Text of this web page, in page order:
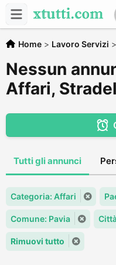
Home > Lavoro Servizi >
Nessun
Affari,
Tutti gli annunci
Categoria: Affari
Comune: Pavia
Rimuovi tutto